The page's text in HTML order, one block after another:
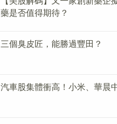
藥是否值得期待？
三個臭皮匠，能勝過豐田？
汽車股集體衝高！小米、華晨